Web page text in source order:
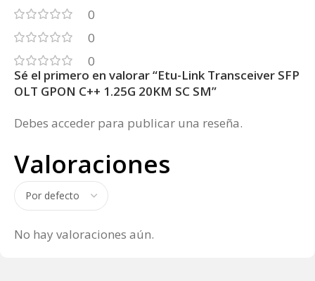
0
0
0
Valoraciones
No hay valoraciones aún.
Sé el primero en valorar “Etu-Link Transceiver SFP
OLT GPON C++ 1.25G 20KM SC SM”
Debes acceder para publicar una reseña.